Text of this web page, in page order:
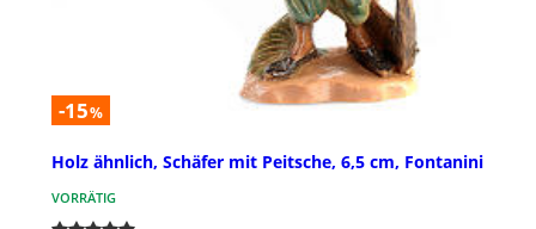
-15%
Holz ähnlich, Schäfer mit Peitsche, 6,5 cm, Fontanini
VORRÄTIG